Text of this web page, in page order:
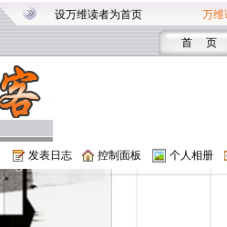
设万维读者为首页 万维
首 页
发表日志 控制面板 个人相册